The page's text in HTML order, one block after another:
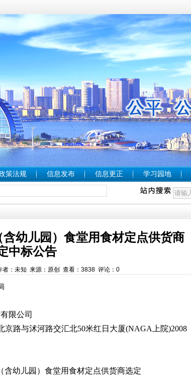
策法规 信息发布 信息更正 学习园地
幼儿园）食堂用食材定点供货商
中标公告
者：未知 来源：原创 查看：3838 评论：0
限公司
京路与沭河路交汇北50米红日大厦(NAGA 上院)2008
含幼儿园）食堂用食材定点供货商选定